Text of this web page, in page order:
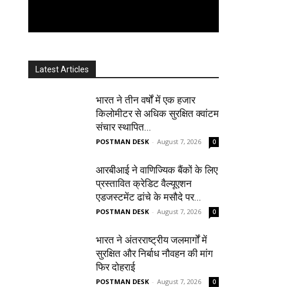
Latest Articles
भारत ने तीन वर्षों में एक हजार
किलोमीटर से अधिक सुरक्षित क्वांटम
संचार स्थापित...
POSTMAN DESK - August 7, 2026 0
आरबीआई ने वाणिज्यिक बैंकों के लिए
प्रस्तावित क्रेडिट वैल्यूएशन
एडजस्टमेंट ढांचे के मसौदे पर...
POSTMAN DESK - August 7, 2026 0
भारत ने अंतरराष्ट्रीय जलमार्गों में
सुरक्षित और निर्बाध नौवहन की मांग
फिर दोहराई
POSTMAN DESK - August 7, 2026 0